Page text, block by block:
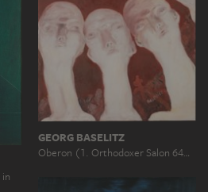
GEORG BASELITZ
Oberon (1. Orthodoxer Salon 64…